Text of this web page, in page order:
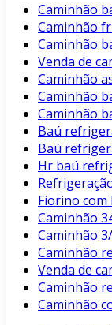
Caminhão
Caminhão
Caminhão
Venda de
Caminhão
Caminhão
Caminhão
Baú
Baú
Hr baú
Fiorino
Caminhão
Caminhão
Caminhão
Venda de
Caminhão
Caminhão